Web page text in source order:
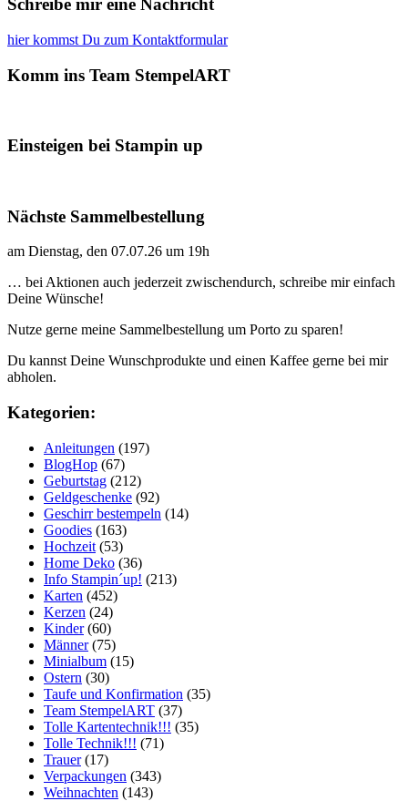
Schreibe mir eine Nachricht
hier kommst Du zum Kontaktformular
Komm ins Team StempelART
Einsteigen bei Stampin up
Nächste Sammelbestellung
am Dienstag, den 07.07.26 um 19h
… bei Aktionen auch jederzeit zwischendurch, schreibe mir einfach
Deine Wünsche!
Nutze gerne meine Sammelbestellung um Porto zu sparen!
Du kannst Deine Wunschprodukte und einen Kaffee gerne bei mir
abholen.
Kategorien:
Anleitungen (197)
BlogHop (67)
Geburtstag (212)
Geldgeschenke (92)
Geschirr bestempeln (14)
Goodies (163)
Hochzeit (53)
Home Deko (36)
Info Stampin´up! (213)
Karten (452)
Kerzen (24)
Kinder(60)
Männer(75)
Minialbum (15)
Ostern (30)
Taufe und Konfirmation (35)
Team StempelART (37)
Tolle Kartentechnik!!! (35)
Tolle Technik!!! (71)
Trauer(17)
Verpackungen (343)
Weihnachten (143)